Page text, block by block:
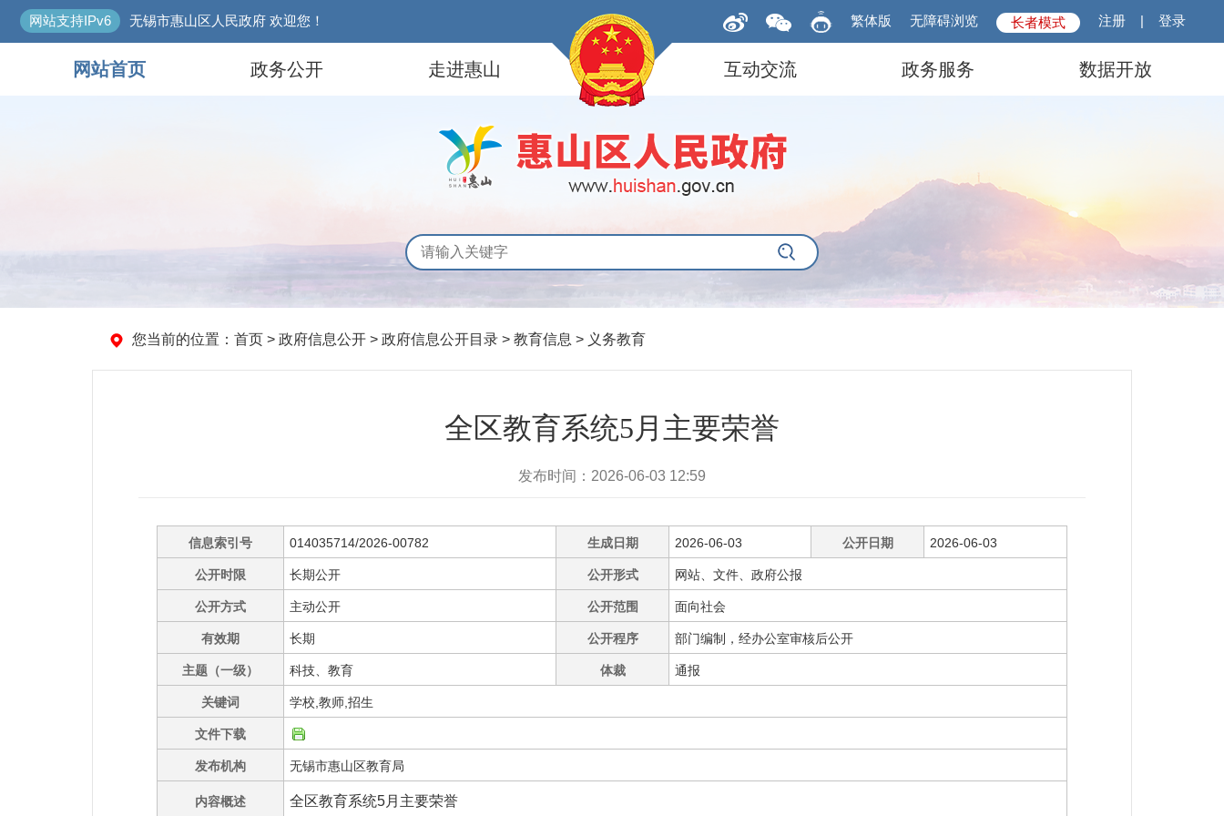
网站支持IPv6 无锡市惠山区人民政府 欢迎您！ 繁体版 无障碍浏览 长者模式 注册 | 登录
网站首页 政务公开 走进惠山 互动交流 政务服务 数据开放
您当前的位置： 首页 > 政府信息公开 > 政府信息公开目录 > 教育信息 > 义务教育
全区教育系统5月主要荣誉
发布时间：2026-06-03 12:59
信息索引号 014035714/2026-00782 生成日期 2026-06-03 公开日期 2026-06-03
公开时限 长期公开 公开形式 网站、文件、政府公报
公开方式 主动公开 公开范围 面向社会
有效期 长期 公开程序 部门编制，经办公室审核后公开
主题（一级） 科技、教育 体裁 通报
关键词 学校,教师,招生
文件下载
发布机构 无锡市惠山区教育局
内容概述 全区教育系统5月主要荣誉